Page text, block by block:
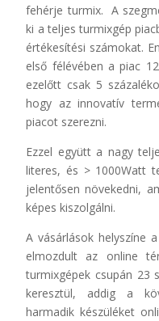
fehérje turmix. A
ki a teljes turmixgép
értékesítési számokat.
első félévében a piac
ezelőtt csak 5
hogy az innovatív
piacot szerezni.
Ezzel együtt a nagy
literes, és > 1000Watt
jelentősen növekedni,
képes kiszolgálni.
A vásárlások helyszíne
elmozdult az online
turmixgépek csupán 23
keresztül, addig a
harmadik készüléket